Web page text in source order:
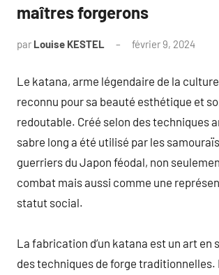
maîtres forgerons
par Louise KESTEL février 9, 2024
Le katana, arme légendaire de la
reconnu pour sa beauté esthétique et
redoutable. Créé selon des techniques
sabre long a été utilisé par les
guerriers du Japon féodal, non
combat mais aussi comme une
statut social.
La fabrication d’un katana est un art en
des techniques de forge traditionnelles.